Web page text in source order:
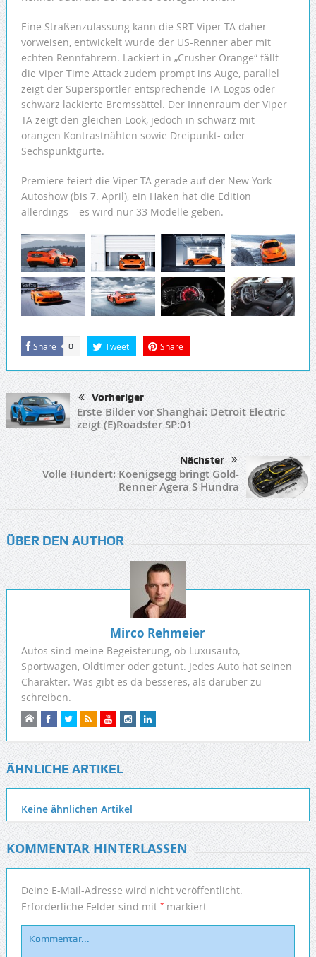
Eine Straßenzulassung kann die SRT Viper TA daher
vorweisen, entwickelt wurde der US-Renner aber mit
echten Rennfahrern. Lackiert in „Crusher Orange“ fällt
die Viper Time Attack zudem prompt ins Auge, parallel
zeigt der Supersportler entsprechende TA-Logos oder
schwarz lackierte Bremssättel. Der Innenraum der Viper
TA zeigt den gleichen Look, jedoch in schwarz mit
orangen Kontrastnähten sowie Dreipunkt- oder
Sechspunktgurte.
Premiere feiert die Viper TA gerade auf der New York
Autoshow (bis 7. April), ein Haken hat die Edition
allerdings – es wird nur 33 Modelle geben.
Share 0 Tweet Share
Vorheriger
Erste Bilder vor Shanghai: Detroit Electric
zeigt (E)Roadster SP:01
Nächster
Volle Hundert: Koenigsegg bringt Gold-
Renner Agera S Hundra
ÜBER DEN AUTHOR
Mirco Rehmeier
Autos sind meine Begeisterung, ob Luxusauto,
Sportwagen, Oldtimer oder getunt. Jedes Auto hat seinen
Charakter. Was gibt es da besseres, als darüber zu
schreiben.
ÄHNLICHE ARTIKEL
Keine ähnlichen Artikel
KOMMENTAR HINTERLASSEN
Deine E-Mail-Adresse wird nicht veröffentlicht.
Erforderliche Felder sind mit *markiert